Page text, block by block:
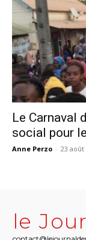
Le Carnaval
social pour
Anne Perzo - 23 août
le